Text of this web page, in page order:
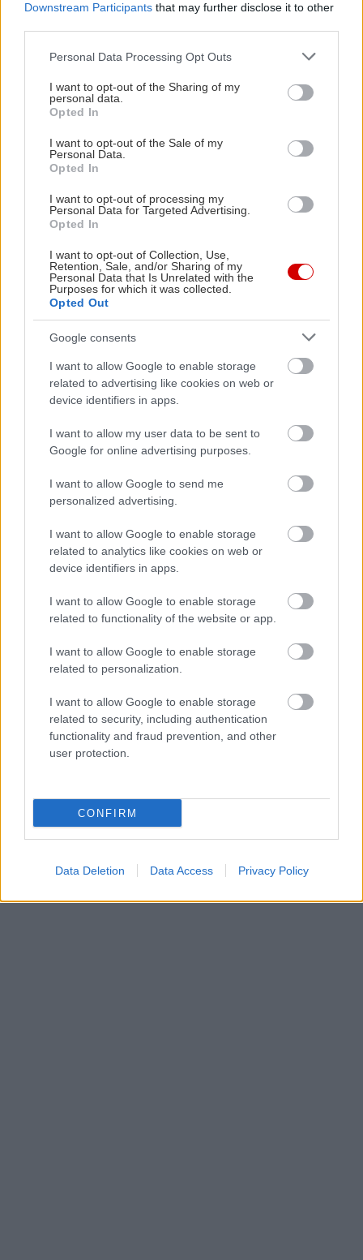
Downstream Participants that may further disclose it to other
Please note that this website/app uses one or more Google
not limited to your visit or usage behaviour. You may click to
grant or deny consent to Google and its third-party tags to
use your data for below specified purposes in below Google
consent section.
Personal Data Processing Opt Outs
I want to opt-out of the Sharing of my
personal data.
Opted In
I want to opt-out of the Sale of my
Personal Data.
Opted In
I want to opt-out of processing my
Personal Data for Targeted Advertising.
Opted In
I want to opt-out of Collection, Use,
Retention, Sale, and/or Sharing of my
Personal Data that Is Unrelated with the
Purposes for which it was collected.
Opted Out
Google consents
I want to allow Google to enable storage
related to advertising like cookies on web or
device identifiers in apps.
I want to allow my user data to be sent to
Google for online advertising purposes.
I want to allow Google to send me
personalized advertising.
I want to allow Google to enable storage
related to analytics like cookies on web or
device identifiers in apps.
I want to allow Google to enable storage
related to functionality of the website or app.
I want to allow Google to enable storage
related to personalization.
I want to allow Google to enable storage
related to security, including authentication
functionality and fraud prevention, and other
user protection.
CONFIRM
Data Deletion Data Access Privacy Policy
Διαβάστε επίσης
Πώς πρέπει να προσαρμοστεί η Aston Martin
για να ανταποκριθεί στις μεταβαλλόμενες
ανάγκες
Γερμανίας
«Εγώ είμαι η ανάπηρη, αυτοί είναι οι μ***ες» –
Η Maria Rolls χωρίς φίλτρο
με τον